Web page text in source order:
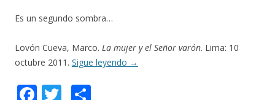
Es un segundo sombra…
Lovón Cueva, Marco. La mujer y el Señor varón. Lima: 10
octubre 2011. Sigue leyendo →
F T